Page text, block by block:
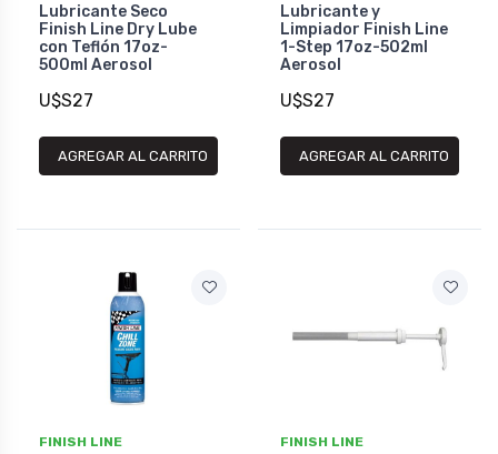
Lubricante Seco
Finish Line Dry Lube
con Teflón 17oz-
500ml Aerosol
U$S27
AGREGAR AL CARRITO
Lubricante y
Limpiador Finish Line
1-Step 17oz-502ml
Aerosol
U$S27
AGREGAR AL CARRITO
FINISH LINE FINISH LINE